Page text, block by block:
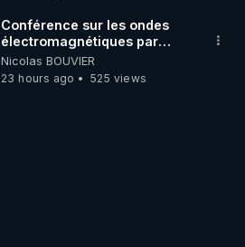
Conférence sur les ondes
électromagnétiques par
Grégoire Caustru et Bart de
Wever !
Nicolas BOUVIER
23 hours ago
525 views